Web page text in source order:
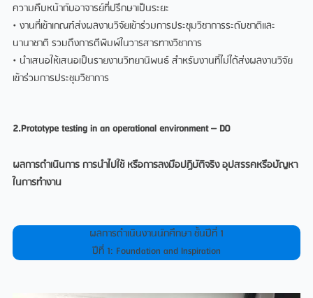
ความคืบหนากับอาจารย์ที่ปรึกษาเปนระยะ
• งานที่เขาเกณฑสงผลงานวิจัยเขารวมการประชุมวิชาการระดับชาติและ
นานาชาติ รวมถึงการตีพิมพในวารสารทางวิชาการ
• นําเสนอใหเสนอเปนรายงานวิทยานิพนธ สําหรับงานที่ไมไดสงผลงานวิจัย
เขารวมการประชุมวิชาการ
2.Prototype testing in an operational environment – DO
ผลการดำเนินการ การนำไปใช้ หรือการลงมือปฏิบัติจริงอุปสรรคหรือปัญหา
ในการทำงาน
ผลการดําเนินงานนักศึกษา ชั้นปีที่ 1
ปีที่ 1: Foundation and Inspiration